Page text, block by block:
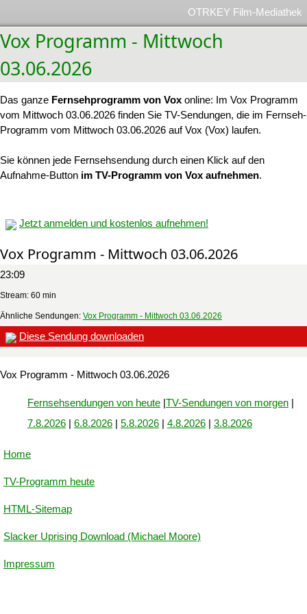
OTRKEY Film-Mediathek
Vox Programm - Mittwoch
03.06.2026
Das ganze Fernsehprogramm von Vox online: Im Vox Programm
vom Mittwoch 03.06.2026 finden Sie TV-Sendungen, die im Fernseh-
Programm vom Mittwoch 03.06.2026 auf Vox (Vox) laufen.
Sie können jede Fernsehsendung durch einen Klick auf den
Aufnahme-Button im TV-Programm von Vox aufnehmen.
Jetzt anmelden und kostenlos aufnehmen!
Vox Programm - Mittwoch 03.06.2026
23:09
Stream: 60 min
Ähnliche Sendungen: Vox Programm - Mittwoch 03.06.2026
Diese Sendung downloaden
Vox Programm - Mittwoch 03.06.2026
Fernsehsendungen von heute |TV-Sendungen von morgen |
7.8.2026 | 6.8.2026 | 5.8.2026 | 4.8.2026 | 3.8.2026
Home
TV-Programm heute
HTML-Sitemap
Slacker Uprising Download (Michael Moore)
Impressum